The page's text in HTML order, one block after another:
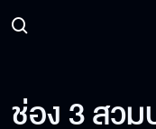
ช่อง 3 สว